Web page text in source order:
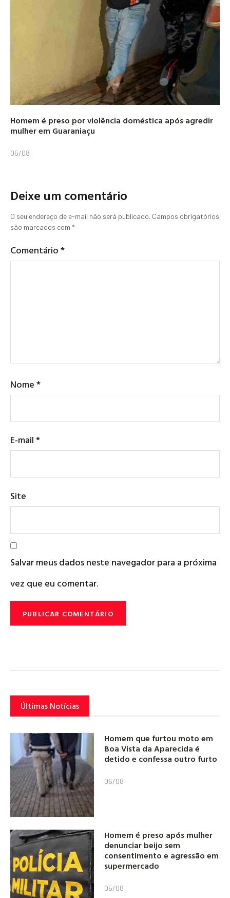
Homem é preso por violência doméstica após agredir
mulher em Guaraniaçu
05/08
Deixe um comentário
O seu endereço de e-mail não será publicado. Campos obrigatórios
são marcados com *
Comentário*
Nome*
E-mail*
Site
Salvar meus dados neste navegador para a próxima
vez que eu comentar.
Últimas Notícias
Homem que furtou moto em
Boa Vista da Aparecida é
detido e confessa outro furto
06/08
Homem é preso após mulher
denunciar beijo sem
consentimento e agressão em
supermercado
05/08